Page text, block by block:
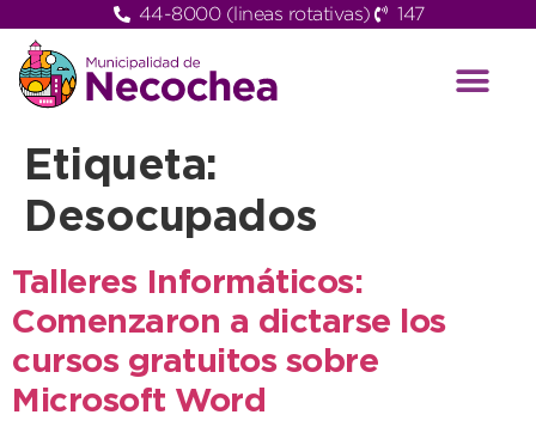
44-8000 (lineas rotativas) 147
Etiqueta:
Desocupados
Talleres Informáticos:
Comenzaron a dictarse los
cursos gratuitos sobre
Microsoft Word